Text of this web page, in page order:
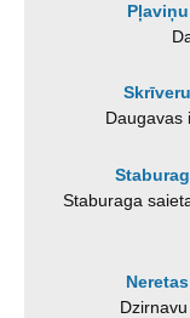
Daugavas
Staburaga